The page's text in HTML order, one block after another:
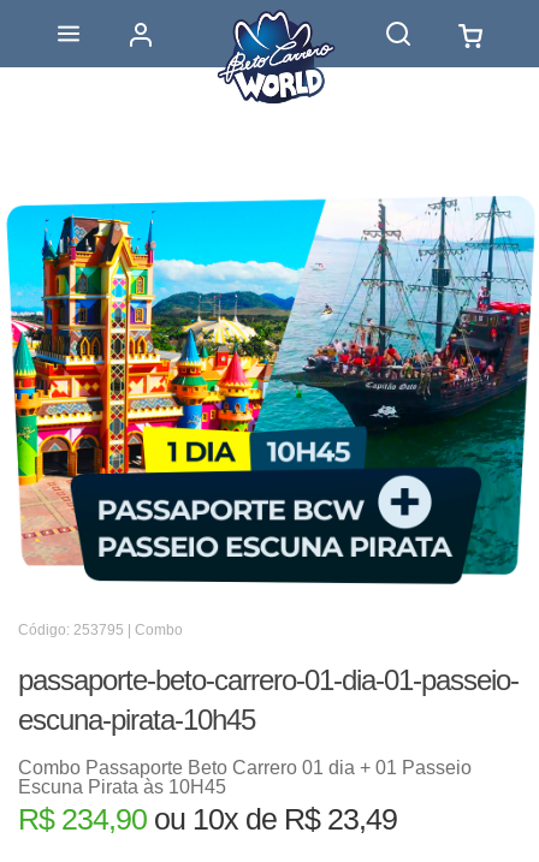
Código: 253795 | Combo
passaporte-beto-carrero-01-dia-01-passeio-
escuna-pirata-10h45
Combo Passaporte Beto Carrero 01 dia + 01 Passeio
Escuna Pirata às 10H45
R$ 234,90 ou 10x de R$ 23,49